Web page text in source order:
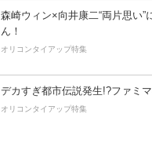
森崎ウィン×向井康二“両片思い”
ん！
オリコンタイアップ特集
デカすぎ都市伝説発生!?ファミ
オリコンタイアップ特集